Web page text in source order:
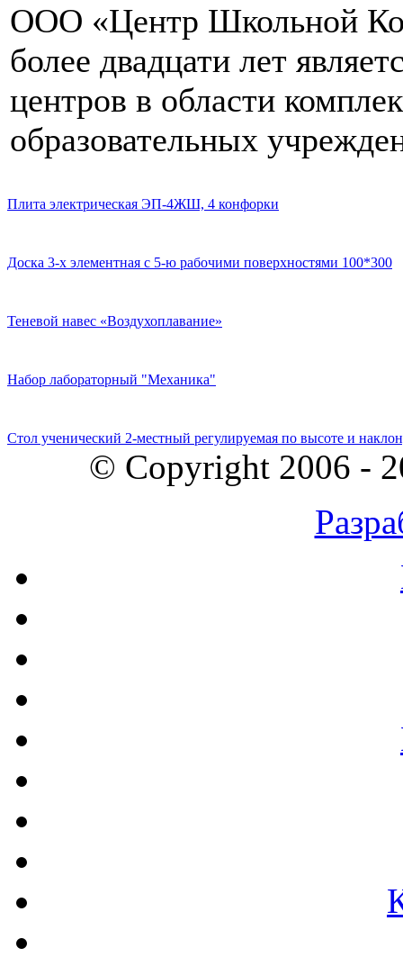
ООО «Центр Школьной
более двадцати лет
центров в области
образовательных
Плита электрическая ЭП-4ЖШ, 4 конфорки
Доска 3-х элементная с 5-ю рабочими поверхностями 100*300
Теневой навес «Воздухоплавание»
Набор лабораторный "Механика"
Стол ученический 2-местный регулируемая по высоте и
© Copyright 2006 -